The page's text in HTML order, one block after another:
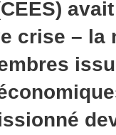
crise – la